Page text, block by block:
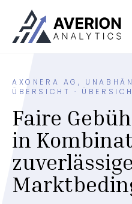
AXONERA AG,
ÜBERSICHT ·
Faire
in